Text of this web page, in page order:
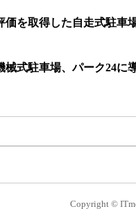
価を取得した自走式駐車
式駐車場、パーク24に
Copyright ©